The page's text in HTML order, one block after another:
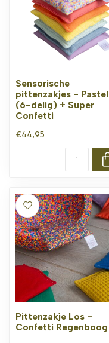
Sensorische
pittenzakjes - Pastel
(6-delig) + Super
Confetti
€44,95
Pittenzakje Los -
Confetti Regenboog